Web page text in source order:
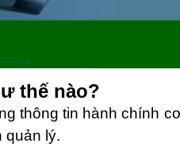
thế nào?
thông tin hành chính
quản lý.